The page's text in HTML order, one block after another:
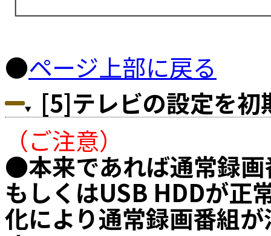
●ページ上部に戻る
[5]テレビの設定を初
（ご注意）
●本来であれば通常録画
もしくはUSB HDDが正
化により通常録画番組